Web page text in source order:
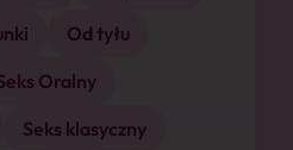
Od tyłu
Oralny
Seks klasyczny